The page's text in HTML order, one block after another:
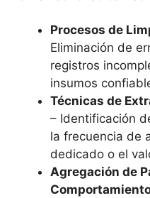
Procesos de
Eliminación de
registros
insumos
Técnicas de
– Identificación
la frecuencia de
dedicado o el
Agregación de